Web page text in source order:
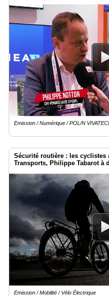
Emission / Numérique / POL/N
Sécurité routière : les
Transports, Philippe Tabarot à
Emission / Mobilité / Vélo Électrique